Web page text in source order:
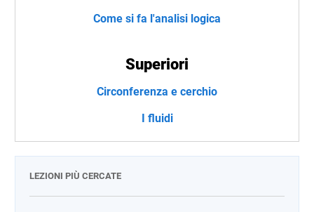
Come si fa l'analisi logica
Superiori
Circonferenza e cerchio
I fluidi
LEZIONI PIÙ CERCATE